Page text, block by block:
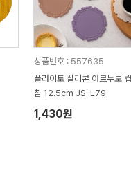
상품번호 : 557635
플라이토 실리콘 아르누보 컵받
침 12.5cm JS-L79
1,430원